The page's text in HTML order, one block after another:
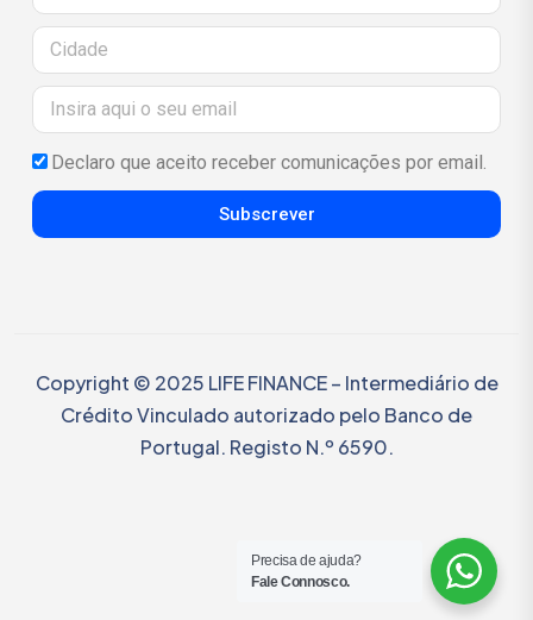
Declaro que aceito receber comunicações por email.
Subscrever
Copyright © 2025 LIFE FINANCE – Intermediário de
Crédito Vinculado autorizado pelo Banco de
Portugal. Registo N.º 6590.
Precisa de ajuda?
Fale Connosco.